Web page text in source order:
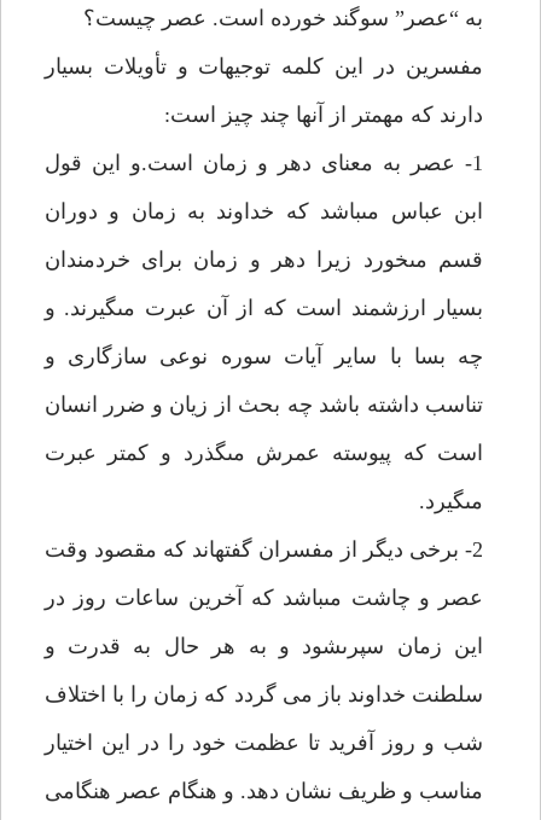
به “عصر” سوگند خورده است. عصر چيست؟
مفسرين در اين كلمه توجيهات و تأويلات بسيار
دارند كه مهمتر از آنها چند چيز است:
1- عصر به معناى دهر و زمان است.و اين قول
ابن عباس مى‏باشد كه خداوند به زمان و دوران
قسم مى‏خورد زيرا دهر و زمان براى خردمندان
بسيار ارزشمند است كه از آن عبرت مى‏گيرند. و
چه بسا با ساير آيات سوره نوعى سازگارى و
تناسب داشته باشد چه بحث از زيان و ضرر انسان
است كه پيوسته عمرش مى‏گذرد و كمتر عبرت
مى‏گيرد.
2- برخى ديگر از مفسران گفته‏اند كه مقصود وقت
عصر و چاشت مى‏باشد كه آخرين ساعات روز در
اين زمان سپرى‏شود و به هر حال به قدرت و
سلطنت خداوند باز مى گردد كه زمان را با اختلاف
شب و روز آفريد تا عظمت خود را در اين اختيار
مناسب و ظريف نشان دهد. و هنگام عصر هنگامى